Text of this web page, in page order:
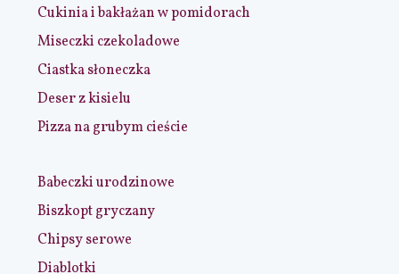
Cukinia i bakłażan w pomidorach
Miseczki czekoladowe
Ciastka słoneczka
Deser z kisielu
Pizza na grubym cieście
Babeczki urodzinowe
Biszkopt gryczany
Chipsy serowe
Diablotki